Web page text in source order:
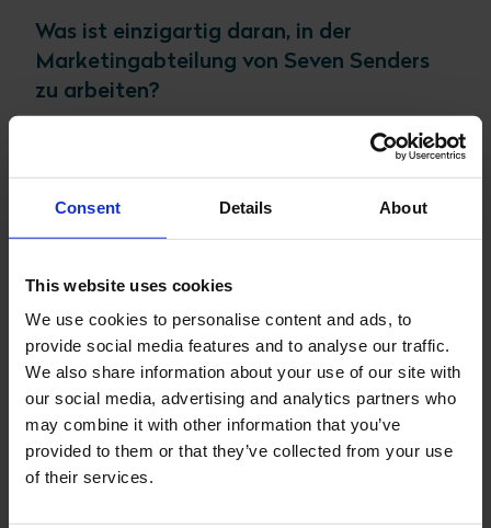
Consent Details About
This website uses cookies
We use cookies to personalise content and ads, to
provide social media features and to analyse our traffic.
We also share information about your use of our site with
our social media, advertising and analytics partners who
may combine it with other information that you’ve
provided to them or that they’ve collected from your use
of their services.
Was ist einzigartig daran, in der
Marketingabteilung von Seven Senders
zu arbeiten?
Unser Marketingteam besteht aus klugen und
fleißigen Mitarbeitern, die alle ihre Expertise haben
und durch ihre gemeinsamen Anstrengungen dazu
beitragen. Neben den regelmäßigen
Teamveranstaltungen, bei denen wir gerne einen
seinerVerantwortung für unseren
Marketingerfolgund füreinander auf, sowohl
beruflich als auch persönlich. Von Kommunikation &
PR und Content-Marketing bis hin zu unseren
internationalen Feldvermarktern arbeiten wir immer
auf einergebnisorientiertes Outcomehin, das
große Aufmerksamkeit für die Bedürfnisse der
Kunden und Kreativität zeigt.